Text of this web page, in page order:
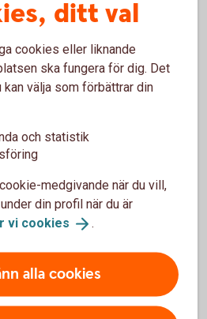
i
portal där du kan se innehav,
framtida insättningar för
Swedbank Försäkring. Allt du
sedan innan.
ditt val
cookies eller liknande
ska fungera för dig. Det
välja som förbättrar din
och statistik
medgivande när du vill,
din profil när du är
vi cookies .
alla cookies